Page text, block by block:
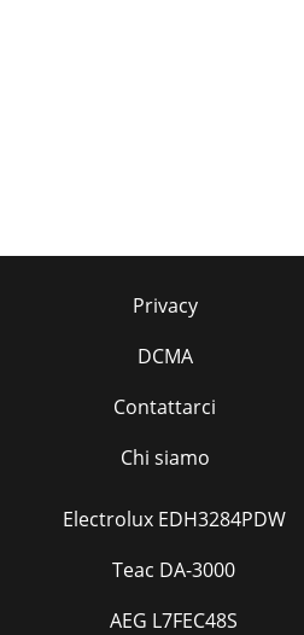
Privacy
DCMA
Contattarci
Chi siamo
Electrolux EDH3284PDW
Teac DA-3000
AEG L7FEC48S